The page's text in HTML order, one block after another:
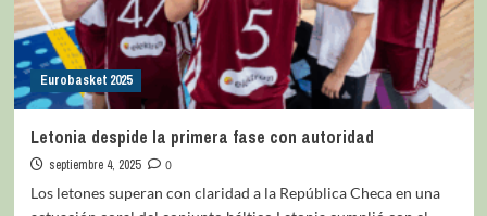
Eurobasket 2025
Letonia despide la primera fase con autoridad
septiembre 4, 2025
0
Los letones superan con claridad a la República Checa en una